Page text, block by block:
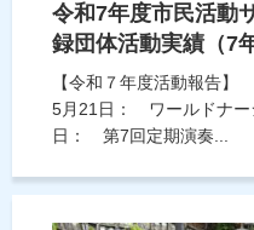
令和7年度市民活動
録団体活動実績（7
【令和７年度活動報告】
5月21日： ワールドナー
日： 第7回定期演奏...